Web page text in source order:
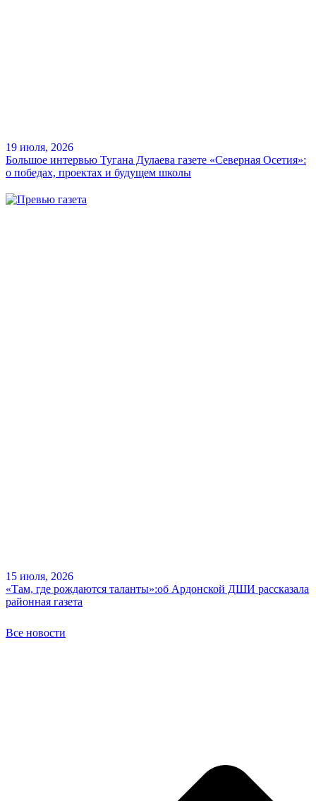
19 июля, 2026
Большое интервью Тугана Дулаева газете «Северная Осетия»:
о победах, проектах и будущем школы
15 июля, 2026
«Там, где рождаются таланты»:об Ардонской ДШИ рассказала
районная газета
Все новости